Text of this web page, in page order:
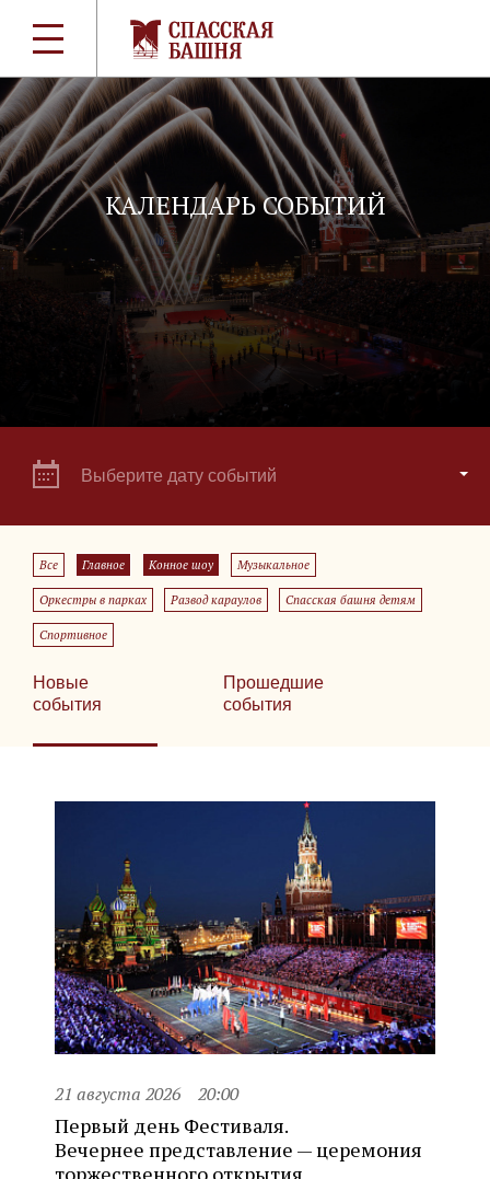
КАЛЕНДАРЬ СОБЫТИЙ
Выберите дату событий
Все Главное Конное шоу Музыкальное
Оркестры в парках Развод караулов Спасская башня детям
Спортивное
Новые
события
Прошедшие
события
21 августа 2026 20:00
Первый день Фестиваля.
Вечернее представление — церемония
торжественного открытия